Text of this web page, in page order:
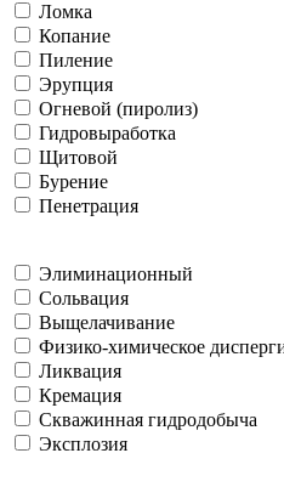
Ломка
Копание
Пиление
Эрупция
Огневой (пиролиз)
Гидровыработка
Щитовой
Бурение
Пенетрация
Элиминационный
Сольвация
Выщелачивание
Физико-химическое
Ликвация
Кремация
Скважинная гидродобыча
Эксплозия